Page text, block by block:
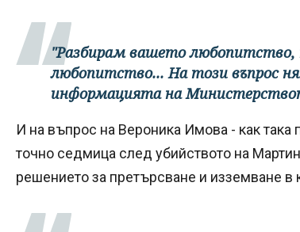
"Разбирам вашето
любопитство... На този въпрос
информацията на
И на въпрос на Вероника Имова - как
точно седмица след убийството на
решението за претърсване и изземване в